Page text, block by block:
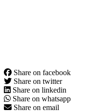
Share on facebook
Share on twitter
Share on linkedin
Share on whatsapp
Share on email